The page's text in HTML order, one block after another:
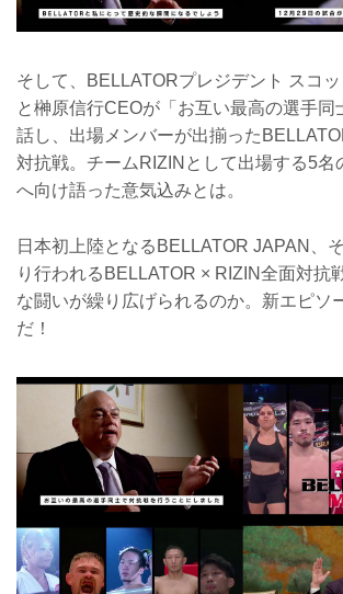
そして、BELLATORプレジデント スコ
と榊原信行CEOが「お互い最高の選手同
話し、出場メンバーが出揃った
対抗戦。チームRIZINとして出場する5名
へ向け語った意気込みとは。
日本初上陸となるBELLATOR JAPAN、
り行われるBELLATOR × RIZIN全面対抗
な闘いが繰り広げられるのか。新エピソ
だ！